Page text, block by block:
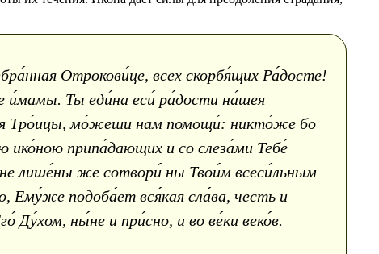
Отрокови́це, всех скорбя́щих Ра́досте!
и́мамы. Ты еди́на еси́ ра́дости на́шея
Тро́ицы, мо́жеши нам помощи́: никто́же бо
ико́ною припа́дающих и со слеза́ми Тебе́
лише́ны же сотвори́ ны Твои́м всеси́льным
Ему́же подоба́ет вся́кая сла́ва, честь и
ны́не и при́сно, и во ве́ки веко́в.